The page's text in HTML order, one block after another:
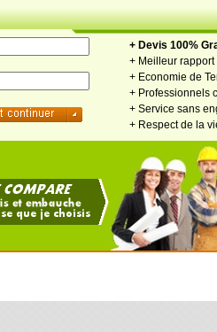
+ Devis 100%
+ Meilleur rapport
+ Economie de
+ Professionnels
+ Service sans
+ Respect de la